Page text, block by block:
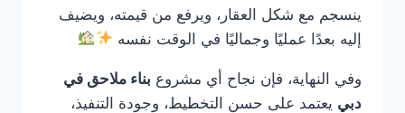
ينسجم مع شكل العقار، ويرفع من قيمته، ويضيف
إليه بعدًا عمليًا وجماليًا في الوقت نفسه
وفي النهاية، فإن نجاح أي مشروع بناء ملاحق في
دبي يعتمد على حسن التخطيط، وجودة التنفيذ،